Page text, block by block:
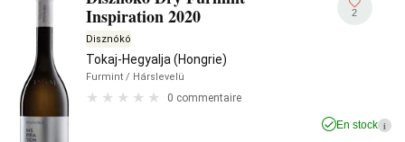
Inspiration 2020
Disznókó
Tokaj-Hegyalja (Hongrie)
Furmint / Hárslevelü
0 commentaire
2
En stock i